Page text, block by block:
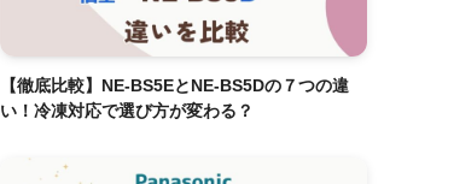
【徹底比較】NE-BS5EとNE-BS5Dの７つの違
い！冷凍対応で選び方が変わる？